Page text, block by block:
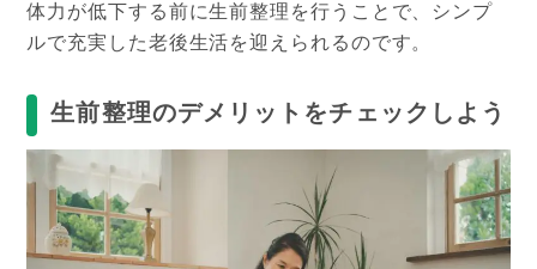
体力が低下する前に生前整理を行うことで、シンプ
ルで充実した老後生活を迎えられるのです。
生前整理のデメリットをチェックしよう